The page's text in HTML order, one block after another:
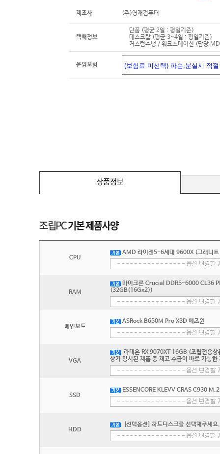
제조사 (주)영재컴퓨터
택배정보
단품 (평균 2일 : 평일기준)
데스크탑 (평균 3~4일 : 평일기준)
커스텀수냉 / 워크스테이션 (담당
운임보험
CPU
AMD 라이젠5-6세대 9600X (그래니
RAM
마이크론 Crucial DDR5-6000 CL36
(32GB(16Gx2))
메인보드
ASRock B650M Pro X3D 에즈윈
VGA
라데온 RX 9070XT 16GB (조립전용
상기 명시된 제품 중 재고 수급이 바로 가능한
SSD
ESSENCORE KLEVV CRAS C930
HDD
[선택옵션] 하드디스크를 선택해주세요.